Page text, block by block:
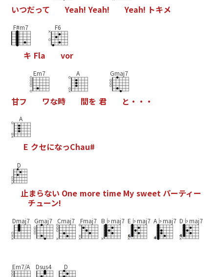
いつだって Yeah! Yeah! Yeah! トキメ
F#m7
キ Fla
F6
vor
甘フ
Em7
ワな時
A
間を 君
Gmaj7
と ・ ・ ・
A
E クセになっChau#
D
止まらない One more time My sweet パーティー
チューン!
Dmaj7 Gmaj7 Cmaj7 Fmaj7 B♭maj7 E♭maj7 A♭maj7 D♭maj7
Em7/A Dsus4 D